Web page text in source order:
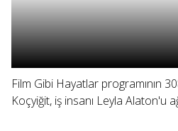
Film Gibi Hayatlar programının
Koçyiğit, iş insanı Leyla Alaton'u